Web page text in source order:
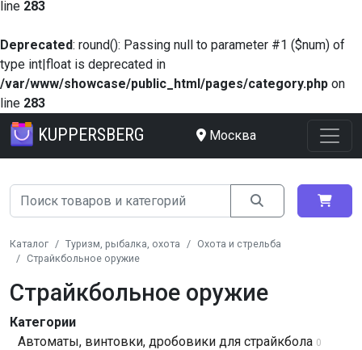
line 283
Deprecated: round(): Passing null to parameter #1 ($num) of
type int|float is deprecated in
/var/www/showcase/public_html/pages/category.php on
line 283
KUPPERSBERG Москва
Каталог Туризм, рыбалка, охота
Охота и стрельба
Страйкбольное оружие
Страйкбольное оружие
Категории
Автоматы, винтовки, дробовики для страйкбола 0